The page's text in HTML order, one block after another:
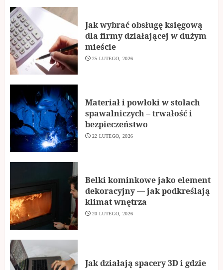
Jak wybrać obsługę księgową
dla firmy działającej w dużym
mieście
25 LUTEGO, 2026
Materiał i powłoki w stołach
spawalniczych – trwałość i
bezpieczeństwo
22 LUTEGO, 2026
Belki kominkowe jako element
dekoracyjny — jak podkreślają
klimat wnętrza
20 LUTEGO, 2026
Jak działają spacery 3D i gdzie